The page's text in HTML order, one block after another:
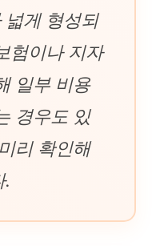
넓게 형성되
험이나 지자
일부 비용
경우도 있
리 확인해
.